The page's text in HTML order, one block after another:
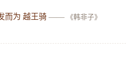
而为 越王骑 —— 《韩非子》